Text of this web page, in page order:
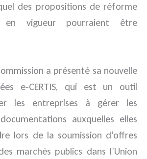
des propositions de réforme
vigueur pourraient être
a présenté sa nouvelle
e-CERTIS, qui est un outil
les entreprises à gérer les
auxquelles elles
lors de la soumission d’offres
marchés publics dans l’Union